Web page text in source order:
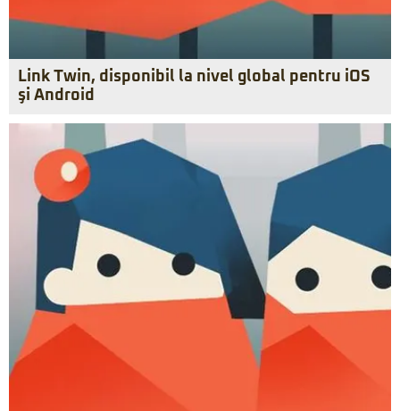
Link Twin, disponibil la nivel global pentru iOS
şi Android